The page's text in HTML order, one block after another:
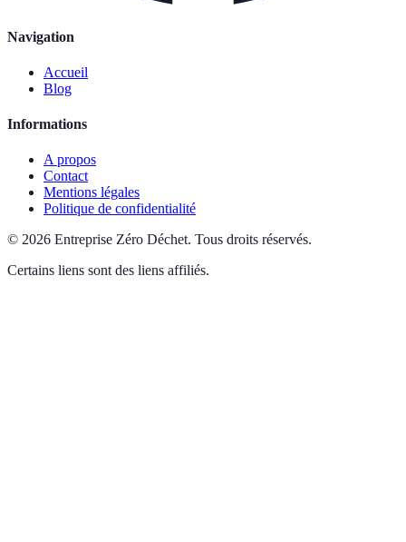
Navigation
Accueil
Blog
Informations
A propos
Contact
Mentions légales
Politique de confidentialité
© 2026 Entreprise Zéro Déchet. Tous droits réservés.
Certains liens sont des liens affiliés.